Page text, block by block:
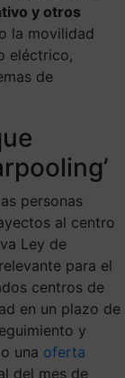
y otros
la movilidad
eléctrico,
de
personas
al centro
Ley de
para el
centros de
en un plazo de
y
una oferta
del mes de